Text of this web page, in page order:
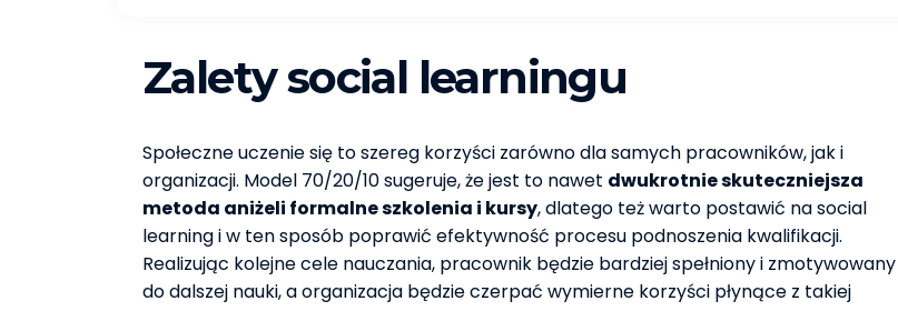
Zalety social learningu
Społeczne uczenie się to szereg korzyści zarówno dla samych pracowników, jak i
organizacji. Model 70/20/10 sugeruje, że jest to nawet dwukrotnie skuteczniejsza
metoda aniżeli formalne szkolenia i kursy, dlatego też warto postawić na social
learning i w ten sposób poprawić efektywność procesu podnoszenia kwalifikacji.
Realizując kolejne cele nauczania, pracownik będzie bardziej spełniony i zmotywowany
do dalszej nauki, a organizacja będzie czerpać wymierne korzyści płynące z takiej